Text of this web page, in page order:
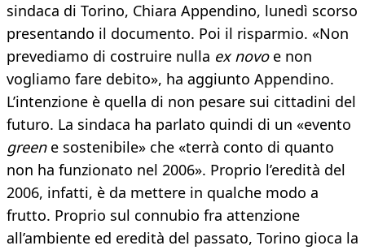
sindaca di Torino, Chiara Appendino, lunedì scorso
presentando il documento. Poi il risparmio. «Non
prevediamo di costruire nulla ex novoe non
vogliamo fare debito», ha aggiunto Appendino.
L’intenzione è quella di non pesare sui cittadini del
futuro. La sindaca ha parlato quindi di un «evento
greene sostenibile» che «terrà conto di quanto
non ha funzionato nel 2006». Proprio l’eredità del
2006, infatti, è da mettere in qualche modo a
frutto. Proprio sul connubio fra attenzione
all’ambiente ed eredità del passato, Torino gioca la